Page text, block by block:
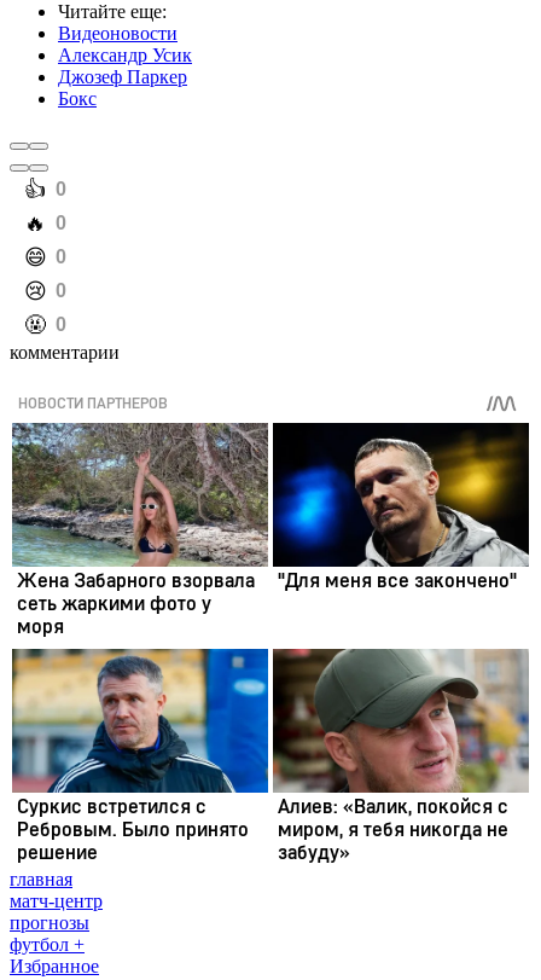
Читайте еще:
Видеоновости
Александр Усик
Джозеф Паркер
Бокс
️👍 0
️🔥 0
️😄 0
️😢 0
️🤬 0
комментарии
главная
матч-центр
прогнозы
футбол +
Избранное